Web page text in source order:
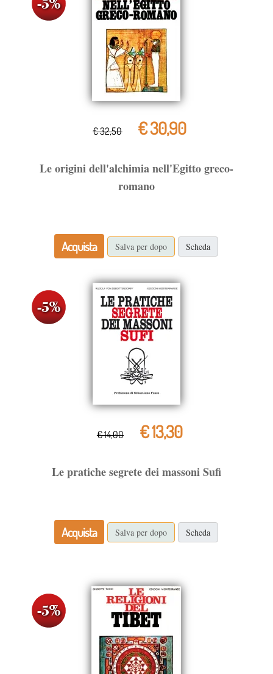
€ 32,50 € 30,90
Le origini dell'alchimia nell'Egitto greco-
romano
Acquista Salva per dopo Scheda
€ 14,00 € 13,30
Le pratiche segrete dei massoni Sufi
Acquista Salva per dopo Scheda